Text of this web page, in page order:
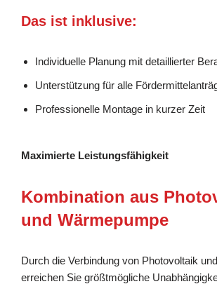
Das ist inklusive:
Individuelle Planung mit detaillierter
Unterstützung für alle
Professionelle Montage in kurzer Zeit
Maximierte Leistungsfähigkeit
Kombination aus
und Wärmepumpe
Durch die Verbindung von Photovoltaik
erreichen Sie größtmögliche